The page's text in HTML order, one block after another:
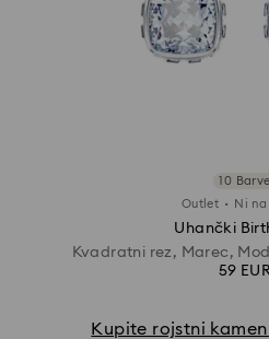
10 Barve
Outlet · Ni
Uhančki
Kvadratni rez, Marec,
59 EUR
Kupite rojstni